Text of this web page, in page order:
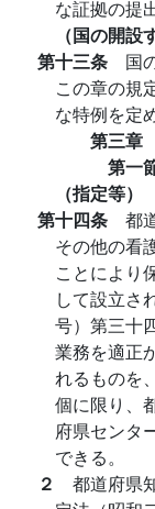
な証拠の提
（国の開設
第十三条 国
この章の規
な特例を定
第三章
第一
（指定等）
第十四条 都
その他の看
ことにより
して設立さ
号）第三十
業務を適正
れるものを
個に限り、
府県センタ
できる。
２ 都道府県